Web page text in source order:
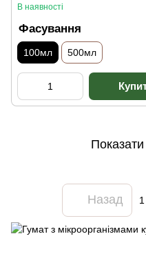
В наявності
Фасування
100мл 500мл
Назад 1